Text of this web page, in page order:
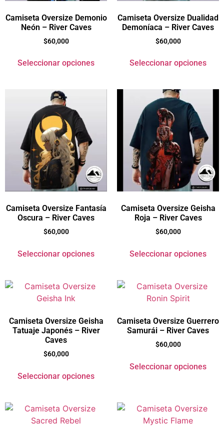
Camiseta Oversize Demonio
Neón – River Caves
$60,000
Seleccionar opciones
Camiseta Oversize Dualidad
Demoníaca – River Caves
$60,000
Seleccionar opciones
Camiseta Oversize Fantasía
Oscura – River Caves
$60,000
Seleccionar opciones
Camiseta Oversize Geisha
Roja – River Caves
$60,000
Seleccionar opciones
Camiseta Oversize Geisha
Tatuaje Japonés – River
Caves
$60,000
Seleccionar opciones
Camiseta Oversize Guerrero
Samurái – River Caves
$60,000
Seleccionar opciones